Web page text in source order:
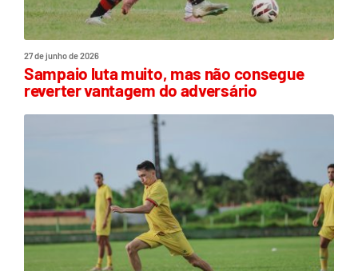
27 de junho de 2026
Sampaio luta muito, mas não consegue
reverter vantagem do adversário